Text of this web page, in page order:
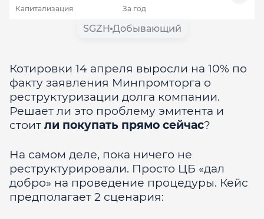
Капитализация За год
SGZH Добывающий
Котировки 14 апреля выросли на 10% по
факту заявления Минпромторга о
реструктуризации долга компании.
Решает ли это проблему эмитента и
стоит ли покупать прямо сейчас?
На самом деле, пока ничего не
реструктурировали. Просто ЦБ «дал
добро» на проведение процедуры. Кейс
предполагает 2 сценария: